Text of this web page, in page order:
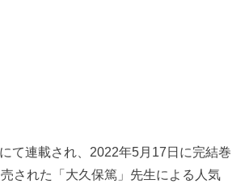
て連載され、2022年5月17日に完結巻
された「大久保篤」先生による人気